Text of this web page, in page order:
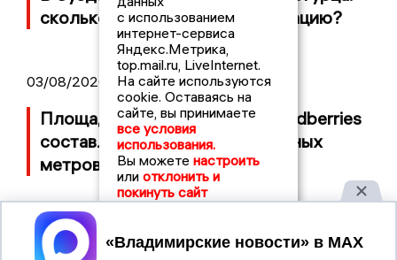
сколько потратили на организацию?
03/08/2026 14:13
Площадь пожара на складе Wildberries
составляет 100 тысяч квадратных
метров
с использованием
интернет-сервиса
Яндекс.Метрика,
top.mail.ru, LiveInternet.
На сайте используются
cookie. Оставаясь на
сайте, вы принимаете
все условия
использования.
Вы можете настроить
или отклонить и
покинуть сайт
Принять